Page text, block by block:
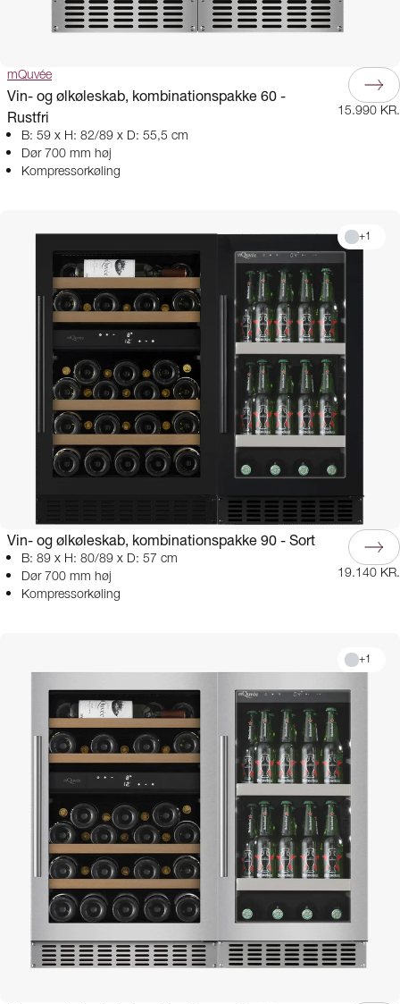
mQuvée
Vin- og ølkøleskab, kombinationspakke 60 -
Rustfri
B: 59 x H: 82/89 x D: 55,5 cm
Dør 700 mm høj
Kompressorkøling
15.990 KR.
+1
Vin- og ølkøleskab, kombinationspakke 90 - Sort
B: 89 x H: 80/89 x D: 57 cm
Dør 700 mm høj
Kompressorkøling
19.140 KR.
+1